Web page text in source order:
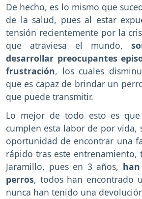
De hecho, es lo mismo que
de la salud, pues al estar
tensión recientemente por la
que atraviesa el mundo,
desarrollar preocupantes
frustración, los cuales
que es capaz de brindar un
que puede transmitir.
Lo mejor de todo esto es
cumplen esta labor de por vida,
oportunidad de encontrar una
rápido tras este entrenamiento,
Jaramillo, pues en 3 años,
perros, todos han encontrado
nunca han tenido una